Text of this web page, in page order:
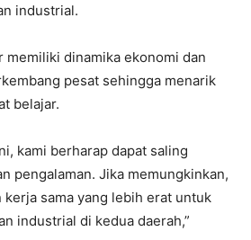
industrial.
memiliki dinamika ekonomi dan
pesat sehingga menarik
belajar.
kami berharap dapat saling
pengalaman. Jika memungkinkan,
sama yang lebih erat untuk
industrial di kedua daerah,”